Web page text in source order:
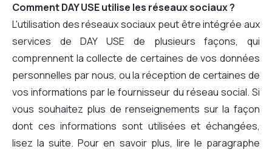
Comment DAY USE utilise les réseaux sociaux ?
L'utilisation des réseaux sociaux peut être intégrée aux
services de DAY USE de plusieurs façons, qui
comprennent la collecte de certaines de vos données
personnelles par nous, ou la réception de certaines de
vos informations par le fournisseur du réseau social. Si
vous souhaitez plus de renseignements sur la façon
dont ces informations sont utilisées et échangées,
lisez la suite. Pour en savoir plus, lire le paragraphe